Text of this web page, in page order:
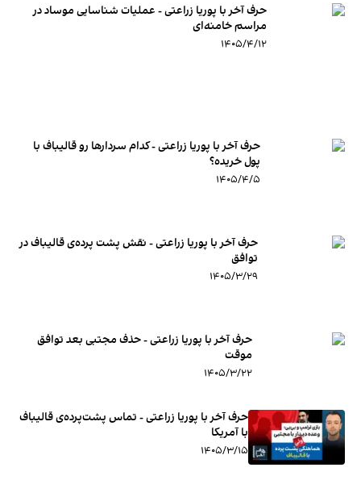
حرف آخر با پوریا زراعتی - عملیات شناسایی موساد در
مراسم خامنه‌ای
۱۴۰۵/۴/۱۲
حرف آخر با پوریا زراعتی - کدام سردارها رو قالیباف با
پول خریده؟
۱۴۰۵/۴/۵
حرف آخر با پوریا زراعتی - نقش پشت پرده‌ی قالیباف در
توافق
۱۴۰۵/۳/۲۹
حرف آخر با پوریا زراعتی - حذف مجتبی بعد توافق
موقت
۱۴۰۵/۳/۲۲
حرف آخر با پوریا زراعتی - تماس پشت‌پرده‌ی قالیباف
با آمریکا
۱۴۰۵/۳/۱۵